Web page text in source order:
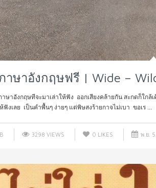
าษาอังกฤษฟรี | Wide –
าอังกฤษทีจะมาเล่าให้ฟัง ออกเสียงคล้ายกัน สะกดก็ใก
ฟังเลย เป็นคำพื้นๆ ง่ายๆ แต่พิษสงร้ายกาจไม่เบา ขอเร ...
3298 VIEWS 0 LIKES พ.ย.